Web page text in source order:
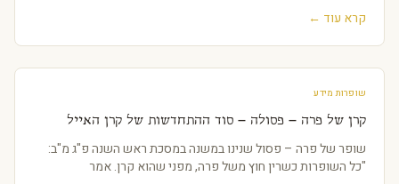
קרא עוד ←
שופרות מידע
קרן של פרה – פסולה – סוד ההתחדשות של קרן האייל
שופר של פרה – פסול שנינו במשנה במסכת ראש השנה פ"ג מ"ב:
"כל השופרות כשרין חוץ משל פרה, מפני שהוא קרן. אמר